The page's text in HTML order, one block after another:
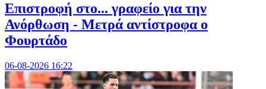
Επιστροφή στο... γραφείο για την
Ανόρθωση - Μετρά αντίστροφα ο
Φουρτάδο
06-08-2026 16:22